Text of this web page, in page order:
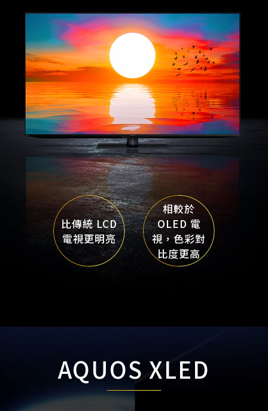
比傳統 LCD
電視更明亮
相較於
OLED 電
視，色彩對
比度更高
AQUOS XLED